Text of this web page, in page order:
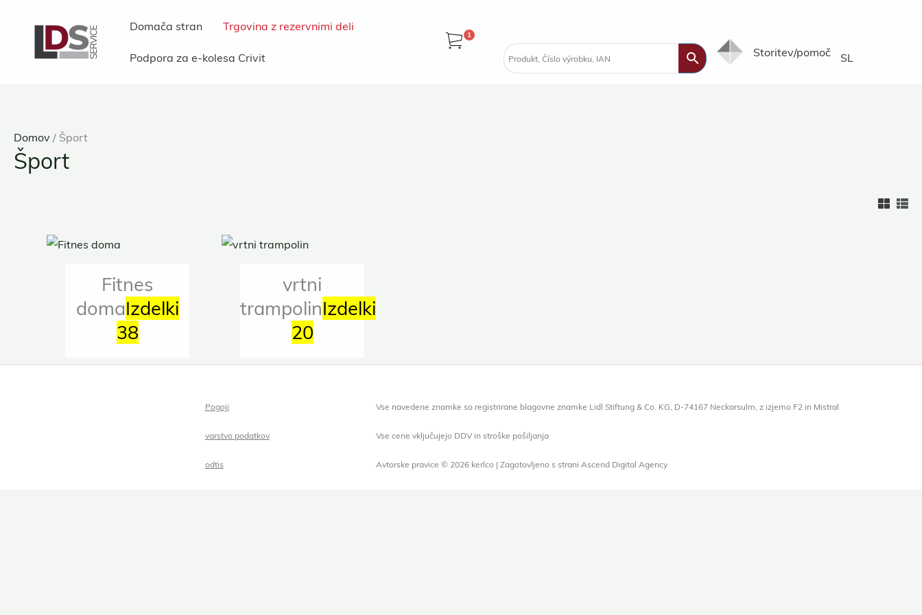
Domača stran Trgovina z rezervnimi deli
Podpora za e-kolesa Crivit
1
Storitev/pomoč SL
Domov / Šport
Šport
Fitnes
domaIzdelki
38
vrtni
trampolinIzdelki
20
Pogoji
varstvo podatkov
odtis
Vse navedene znamke so registrirane blagovne znamke Lidl Stiftung & Co. KG, D-74167 Neckarsulm, z izjemo F2 in Mistral
Vse cene vključujejo DDV in stroške pošiljanja
Avtorske pravice © 2026 kerlco | Zagotovljeno s strani Ascend Digital Agency